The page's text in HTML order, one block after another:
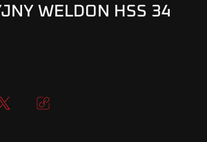
WELDON HSS 34